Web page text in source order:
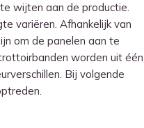
wijten aan de productie.
variëren. Afhankelijk van
om de panelen aan te
worden uit één
Bij volgende